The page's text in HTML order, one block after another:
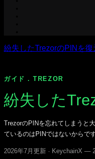
紛失したTrezorのPINを
ガイド . TREZOR
紛失した
TrezorのPINを忘れてしまうと
ているのはPINではないからで
2026年7月更新 · KeychainX —